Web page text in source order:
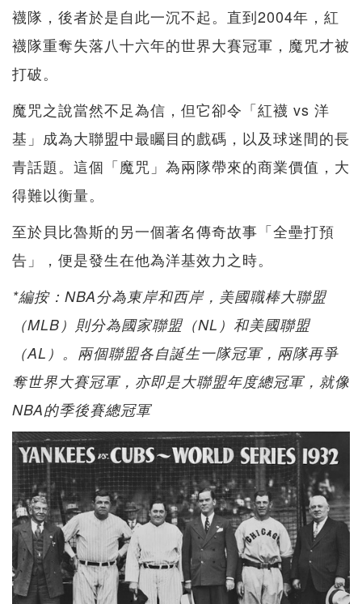
襪隊，後者於是自此一沉不起。直到2004年，紅
襪隊重奪失落八十六年的世界大賽冠軍，魔咒才被
打破。
魔咒之說當然不足為信，但它卻令「紅襪 vs 洋
基」成為大聯盟中最矚目的戲碼，以及球迷間的長
青話題。這個「魔咒」為兩隊帶來的商業價值，大
得難以衡量。
至於貝比魯斯的另一個著名傳奇故事「全壘打預
告」，便是發生在他為洋基效力之時。
*編按：NBA分為東岸和西岸，美國職棒大聯盟
（MLB）則分為國家聯盟（NL）和美國聯盟
（AL）。兩個聯盟各自誕生一隊冠軍，兩隊再爭
奪世界大賽冠軍，亦即是大聯盟年度總冠軍，就像
NBA的季後賽總冠軍